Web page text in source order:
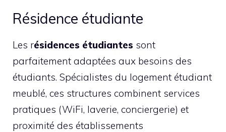
Résidence étudiante
Les résidences étudiantes sont
parfaitement adaptées aux besoins des
étudiants. Spécialistes du logement étudiant
meublé, ces structures combinent services
pratiques (WiFi, laverie, conciergerie) et
proximité des établissements